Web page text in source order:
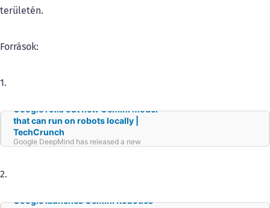
területén.
Források:
1.
Google rolls out new Gemini model
that can run on robots locally |
TechCrunch
Google DeepMind has released a new
language model called Gemini Robotics On-
2.
Google launches Gemini Robotics